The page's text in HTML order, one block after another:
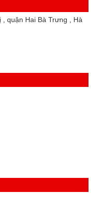
quận Hai Bà Trưng , Hà